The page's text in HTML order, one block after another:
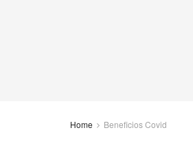
Home Beneficios Covid